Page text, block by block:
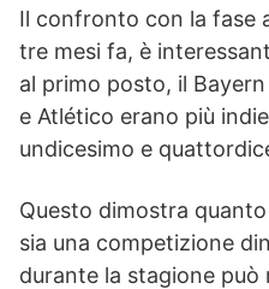
Il confronto con la fase
tre mesi fa, è
al primo posto, il
e Atlético erano più
undicesimo e
Questo dimostra quanto
sia una competizione
durante la stagione